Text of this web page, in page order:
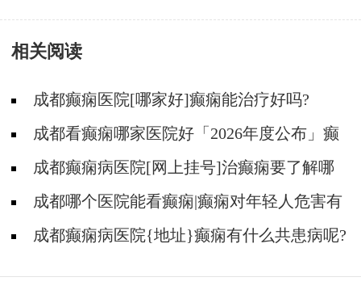
忌有那些呢?
相关阅读
成都癫痫医院[哪家好]癫痫能治疗好吗?
成都看癫痫哪家医院好「2026年度公布」癫
痫病人的食谱应该怎么安排?
成都癫痫病医院[网上挂号]治癫痫要了解哪
些常识问题?
成都哪个医院能看癫痫|癫痫对年轻人危害有
多大?成都癫痫病医院{地址}癫痫有什么共患病呢?